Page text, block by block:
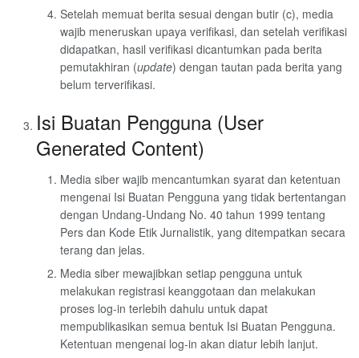
Setelah memuat berita sesuai dengan butir (c), media
wajib meneruskan upaya verifikasi, dan setelah verifikasi
didapatkan, hasil verifikasi dicantumkan pada berita
pemutakhiran (update) dengan tautan pada berita yang
belum terverifikasi.
Isi Buatan Pengguna (User
Generated Content)
Media siber wajib mencantumkan syarat dan ketentuan
mengenai Isi Buatan Pengguna yang tidak bertentangan
dengan Undang-Undang No. 40 tahun 1999 tentang
Pers dan Kode Etik Jurnalistik, yang ditempatkan secara
terang dan jelas.
Media siber mewajibkan setiap pengguna untuk
melakukan registrasi keanggotaan dan melakukan
proses log-in terlebih dahulu untuk dapat
mempublikasikan semua bentuk Isi Buatan Pengguna.
Ketentuan mengenai log-in akan diatur lebih lanjut.